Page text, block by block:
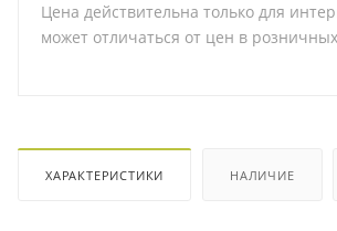
Цена действительна только для
может отличаться от цен в
ХАРАКТЕРИСТИКИ НАЛИЧИЕ